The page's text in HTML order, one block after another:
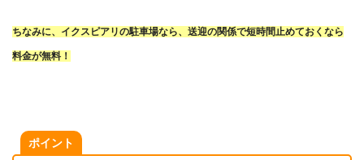
ちなみに、イクスピアリの駐車場なら、送迎の関係で短時間止めておくなら
料金が無料！
ポイント